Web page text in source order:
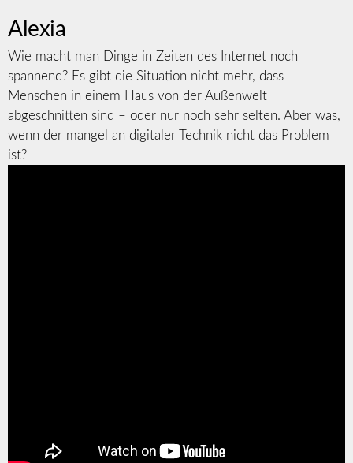
Alexia
Wie macht man Dinge in Zeiten des Internet noch
spannend? Es gibt die Situation nicht mehr, dass
Menschen in einem Haus von der Außenwelt
abgeschnitten sind – oder nur noch sehr selten. Aber was,
wenn der mangel an digitaler Technik nicht das Problem
ist?